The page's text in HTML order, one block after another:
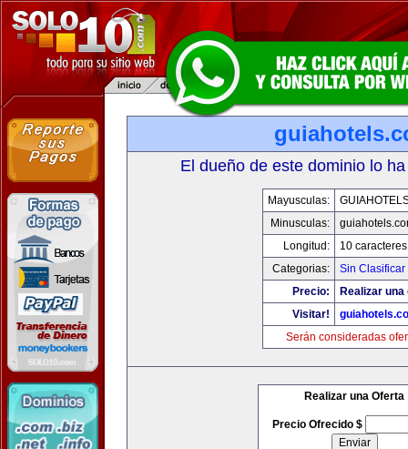
El dueño de este dominio lo
Mayusculas:
Minusculas:
Longitud:
10 caracteres
Categorias:
Sin Clasificar
Precio:
Realizar
Visitar!
Serán consideradas
Realizar una Oferta
Precio Ofrecido $